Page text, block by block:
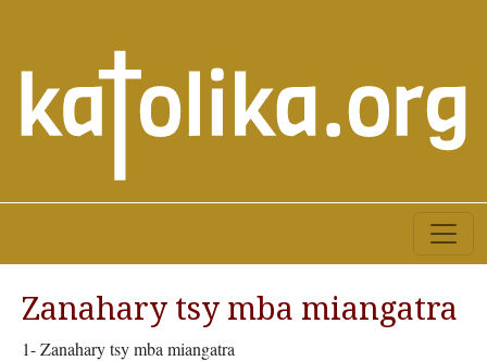
Zanahary tsy mba miangatra
1- Zanahary tsy mba miangatra